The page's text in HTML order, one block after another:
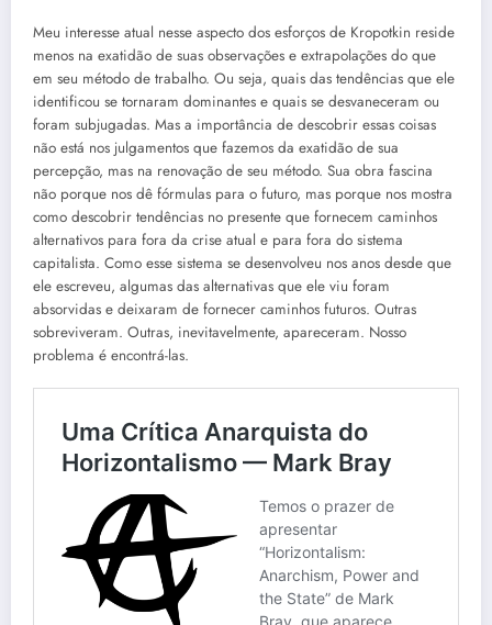
Meu interesse atual nesse aspecto dos esforços de Kropotkin reside
menos na exatidão de suas observações e extrapolações do que
em seu método de trabalho. Ou seja, quais das tendências que ele
identificou se tornaram dominantes e quais se desvaneceram ou
foram subjugadas. Mas a importância de descobrir essas coisas
não está nos julgamentos que fazemos da exatidão de sua
percepção, mas na renovação de seu método. Sua obra fascina
não porque nos dê fórmulas para o futuro, mas porque nos mostra
como descobrir tendências no presente que fornecem caminhos
alternativos para fora da crise atual e para fora do sistema
capitalista. Como esse sistema se desenvolveu nos anos desde que
ele escreveu, algumas das alternativas que ele viu foram
absorvidas e deixaram de fornecer caminhos futuros. Outras
sobreviveram. Outras, inevitavelmente, apareceram. Nosso
problema é encontrá-las.